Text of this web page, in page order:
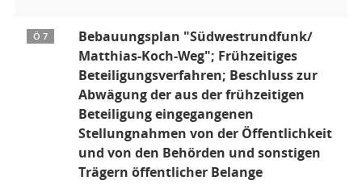
Ö 7
Bebauungsplan "Südwestrundfunk/
Matthias-Koch-Weg"; Frühzeitiges
Beteiligungsverfahren; Beschluss zur
Abwägung der aus der frühzeitigen
Beteiligung eingegangenen
Stellungnahmen von der Öffentlichkeit
und von den Behörden und sonstigen
Trägern öffentlicher Belange